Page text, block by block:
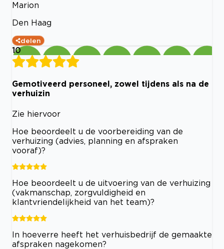
Marion
Den Haag
delen
10
Gemotiveerd personeel, zowel tijdens als na de
verhuizin
Zie hiervoor
Hoe beoordeelt u de voorbereiding van de
verhuizing (advies, planning en afspraken
vooraf)?
Hoe beoordeelt u de uitvoering van de verhuizing
(vakmanschap, zorgvuldigheid en
klantvriendelijkheid van het team)?
In hoeverre heeft het verhuisbedrijf de gemaakte
afspraken nagekomen?